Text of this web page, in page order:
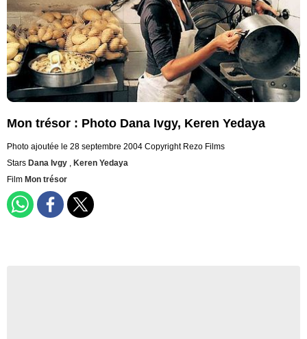
Mon trésor : Photo Dana Ivgy, Keren Yedaya
Photo ajoutée le 28 septembre 2004 Copyright Rezo Films
Stars Dana Ivgy , Keren Yedaya
Film Mon trésor